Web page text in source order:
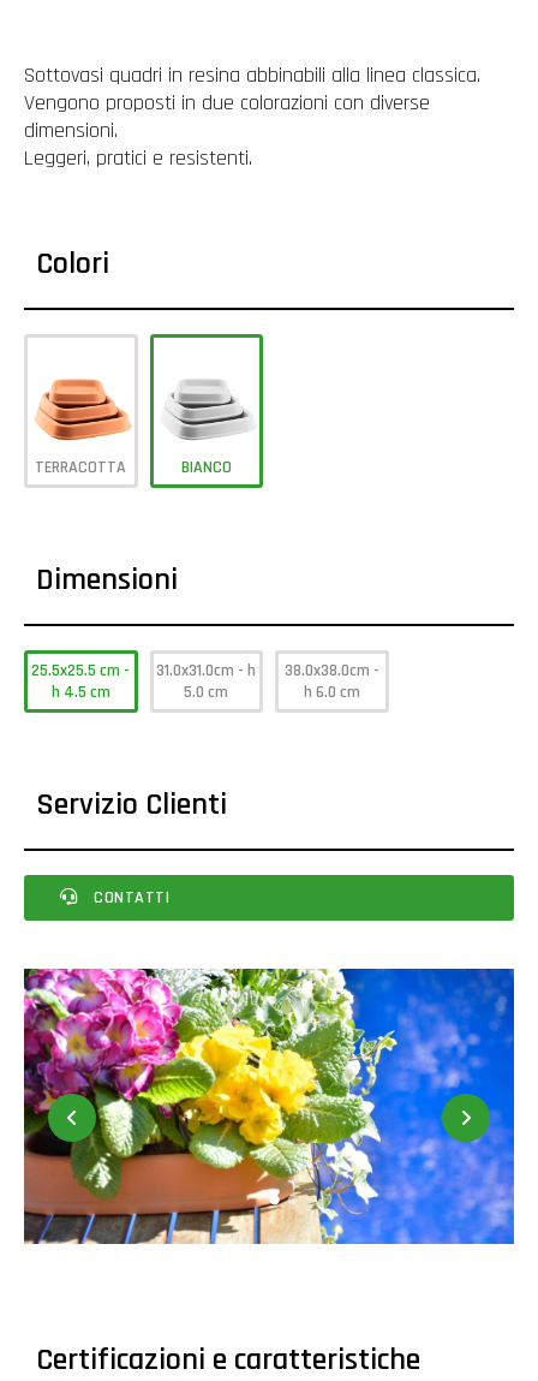
Sottovasi quadri in resina abbinabili alla linea classica.
Vengono proposti in due colorazioni con diverse
dimensioni.
Leggeri, pratici e resistenti.
Colori
TERRACOTTA BIANCO
Dimensioni
25.5x25.5 cm -
h 4.5 cm
31.0x31.0cm - h
5.0 cm
38.0x38.0cm -
h 6.0 cm
Servizio Clienti
CONTATTI
Certificazioni e caratteristiche